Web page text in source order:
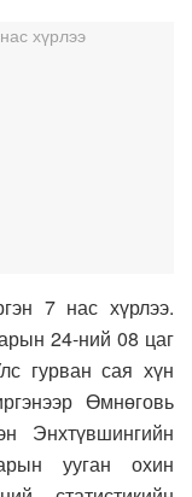
7 нас хүрлээ.
24-ний 08 цаг
гурван сая хүн
Өмнөговь
Энхтүвшингийн
ууган охин